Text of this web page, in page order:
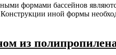
формами бассейнов
иной формы
из